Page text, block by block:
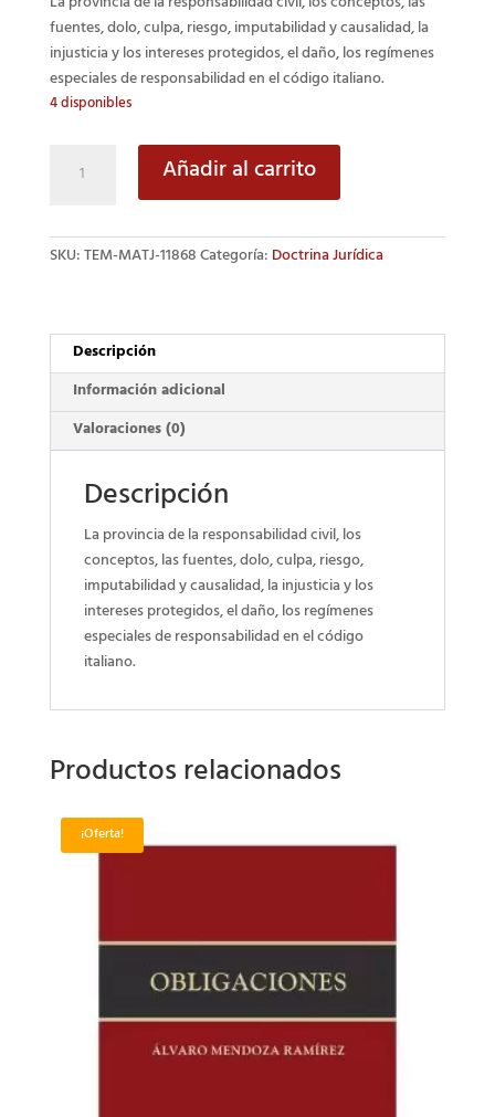
fuentes, dolo, culpa, riesgo, imputabilidad y causalidad, la
injusticia y los intereses protegidos, el daño, los regímenes
especiales de responsabilidad en el código italiano.
4 disponibles
principios
la
responsabilidad
Añadir al carrito
SKU:TEM-MATJ-11868Categoría:Doctrina Jurídica
Descripción
Información adicional
Valoraciones (0)
Descripción
La provincia de la responsabilidad civil, los
conceptos, las fuentes, dolo, culpa, riesgo,
imputabilidad y causalidad, la injusticia y los
intereses protegidos, el daño, los regímenes
especiales de responsabilidad en el código
italiano.
Productos relacionados
¡Oferta!